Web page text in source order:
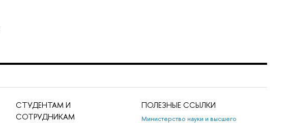
СТУДЕНТАМ И
СОТРУДНИКАМ
ПОЛЕЗНЫЕ ССЫЛКИ
Министерство науки и высшего